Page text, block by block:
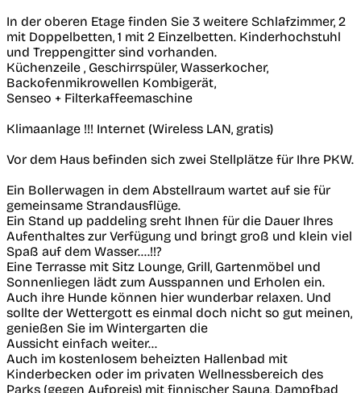
In der oberen Etage finden Sie 3 weitere Schlafzimmer, 2
mit Doppelbetten, 1 mit 2 Einzelbetten. Kinderhochstuhl
und Treppengitter sind vorhanden.
Küchenzeile , Geschirrspüler, Wasserkocher,
Backofenmikrowellen Kombigerät,
Senseo + Filterkaffeemaschine
Klimaanlage !!! Internet (Wireless LAN, gratis)
Vor dem Haus befinden sich zwei Stellplätze für Ihre PKW.
Ein Bollerwagen in dem Abstellraum wartet auf sie für
gemeinsame Strandausflüge.
Ein Stand up paddeling sreht Ihnen für die Dauer Ihres
Aufenthaltes zur Verfügung und bringt groß und klein viel
Spaß auf dem Wasser....!!?
Eine Terrasse mit Sitz Lounge, Grill, Gartenmöbel und
Sonnenliegen lädt zum Ausspannen und Erholen ein.
Auch ihre Hunde können hier wunderbar relaxen. Und
sollte der Wettergott es einmal doch nicht so gut meinen,
genießen Sie im Wintergarten die
Aussicht einfach weiter...
Auch im kostenlosem beheizten Hallenbad mit
Kinderbecken oder im privaten Wellnessbereich des
Parks (gegen Aufpreis) mit finnischer Sauna, Dampfbad